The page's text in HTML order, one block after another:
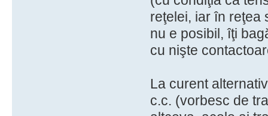
reţelei, iar în reţea
nu e posibil, îţi
cu nişte
La curent
c.c. (vorbesc de